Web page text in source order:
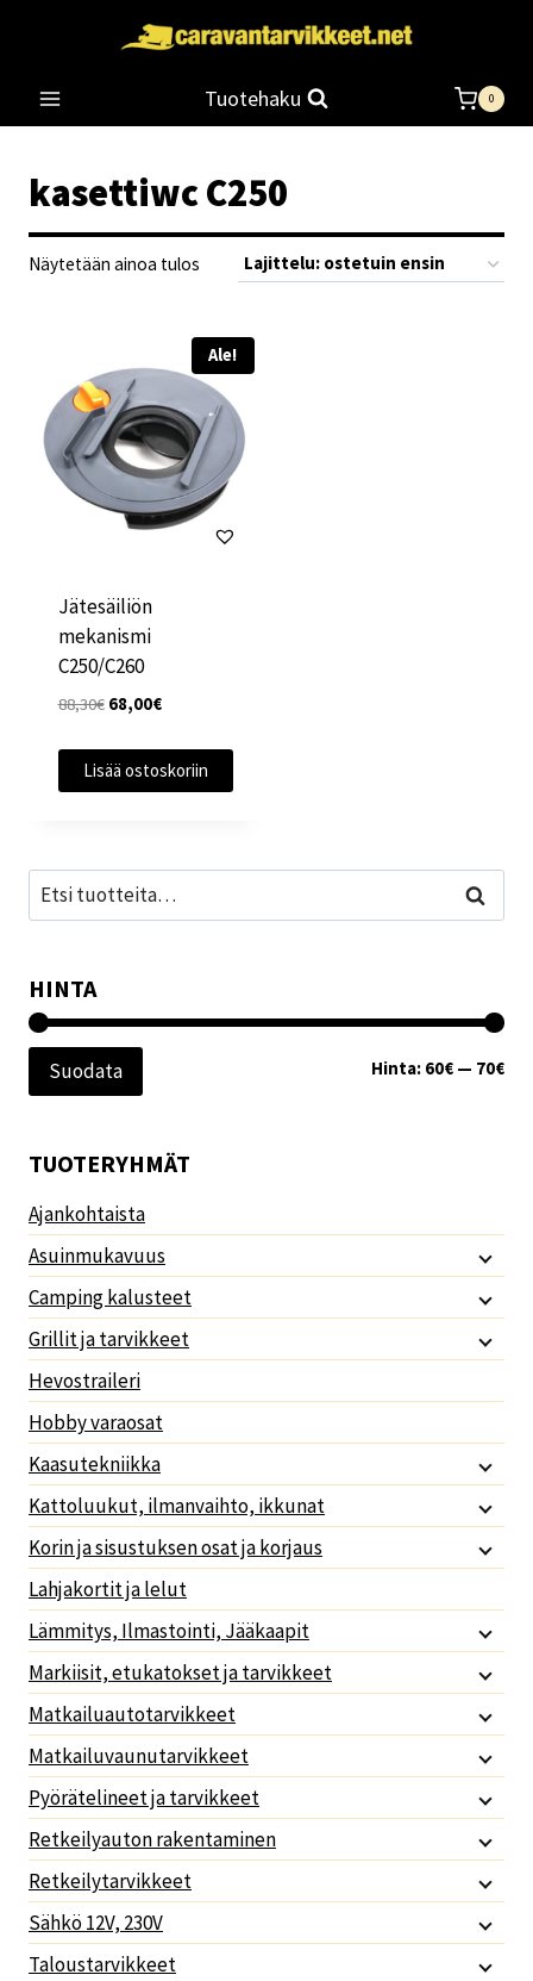
Tuotehaku 0
kasettiwc C250
Näytetään ainoa tulos
Ale!
Jätesäiliön
mekanismi
C250/C260
88,30€ Alkuperäinen
68,00€Nykyinen
Lisää ostoskoriin
Etsi: Haku
HINTA
Suodata Hinta: 60€ — 70€
TUOTERYHMÄT
Ajankohtaista
Asuinmukavuus
Camping kalusteet
Grillit ja tarvikkeet
Hevostraileri
Hobby varaosat
Kaasutekniikka
Kattoluukut, ilmanvaihto, ikkunat
Korin ja sisustuksen osat ja korjaus
Lahjakortit ja lelut
Lämmitys, Ilmastointi, Jääkaapit
Markiisit, etukatokset ja tarvikkeet
Matkailuautotarvikkeet
Matkailuvaunutarvikkeet
Pyörätelineet ja tarvikkeet
Retkeilyauton rakentaminen
Retkeilytarvikkeet
Sähkö 12V, 230V
Taloustarvikkeet